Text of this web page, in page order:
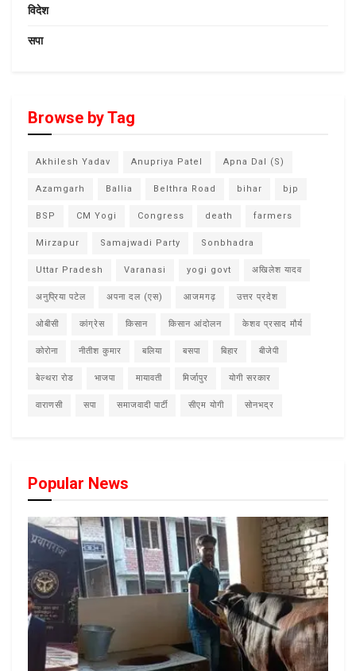
विदेश
सपा
Browse by Tag
Akhilesh Yadav Anupriya Patel Apna Dal (S)
Azamgarh Ballia Belthra Road bihar bjp
BSP CM Yogi Congress death farmers
Mirzapur Samajwadi Party Sonbhadra
Uttar Pradesh Varanasi yogi govt अखिलेश यादव
अनुप्रिया पटेल अपना दल (एस) आजमगढ़ उत्तर प्रदेश
ओबीसी कांग्रेस किसान किसान आंदोलन केशव प्रसाद मौर्य
कोरोना नीतीश कुमार बलिया बसपा बिहार बीजेपी
बेल्थरा रोड भाजपा मायावती मिर्जापुर योगी सरकार
वाराणसी सपा समाजवादी पार्टी सीएम योगी सोनभद्र
Popular News